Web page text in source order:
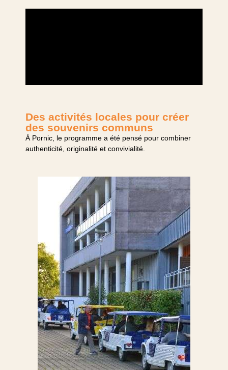
Des activités locales pour créer
des souvenirs communs
À Pornic, le programme a été pensé pour combiner
authenticité, originalité et convivialité.